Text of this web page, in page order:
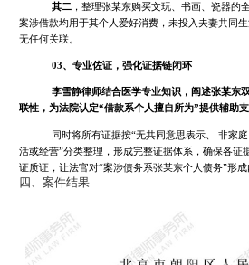
其二 ，整理张某东购买文玩、书画、瓷器的
案涉借款均用于其个人爱好消费，未投入夫妻共同
无任何关联。
03、专业佐证，强化证据链闭环
李雪静律师结合医学专业知识，阐述张某东
联性，为法院认定“借款系个人擅自所为”提供辅助
同时将所有证据按“无共同意思表示、 非家
活或经营”分类整理，形成完整证据体系，确保各证
证质证，让法官对“案涉债务系张某东个人债务”形成
四、案件结果